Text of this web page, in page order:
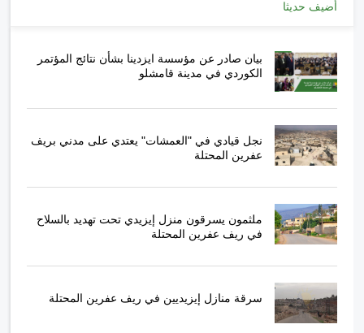
أضيف حديثا
بيان صادر عن مؤسسة ايزدينا بشأن نتائج المؤتمر
الكوردي في مدينة قامشلو
نجل قيادي في "العمشات" يعتدي على مدني بريف
عفرين المحتلة
ملثمون يسرقون منزل إيزيدي تحت تهديد بالسلاح
في ريف عفرين المحتلة
سرقة منازل إيزيديين في ريف عفرين المحتلة